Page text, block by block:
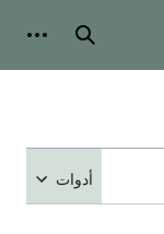
بحث
أدوات